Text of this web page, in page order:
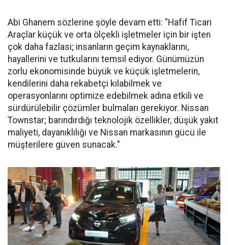
Abi Ghanem sözlerine şöyle devam etti: "Hafif Ticari
Araçlar küçük ve orta ölçekli işletmeler için bir işten
çok daha fazlası; insanların geçim kaynaklarını,
hayallerini ve tutkularını temsil ediyor. Günümüzün
zorlu ekonomisinde büyük ve küçük işletmelerin,
kendilerini daha rekabetçi kılabilmek ve
operasyonlarını optimize edebilmek adına etkili ve
sürdürülebilir çözümler bulmaları gerekiyor. Nissan
Townstar; barındırdığı teknolojik özellikler, düşük yakıt
maliyeti, dayanıklılığı ve Nissan markasının gücü ile
müşterilere güven sunacak."